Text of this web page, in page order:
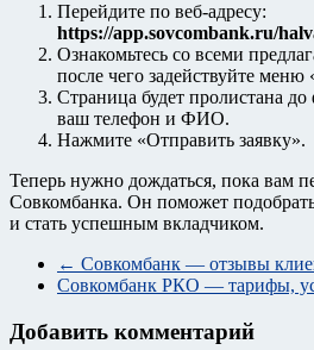
Перейдите по веб-адресу:
https://app.sovcombank.ru/
Ознакомьтесь со всеми
после чего задействуйте
Страница будет пролистана
ваш телефон и ФИО.
Нажмите «Отправить заявку».
Теперь нужно дождаться, пока вам
Совкомбанка. Он поможет
и стать успешным вкладчиком.
← Совкомбанк — отзывы
Совкомбанк РКО — тарифы,
Добавить комментарий